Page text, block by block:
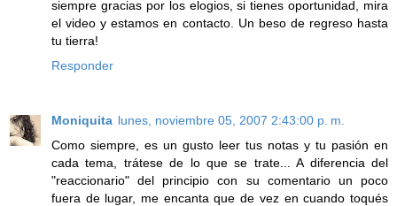
siempre gracias por los elogios, si tienes oportunidad, mira
el video y estamos en contacto. Un beso de regreso hasta
tu tierra!
Responder
Moniquita lunes, noviembre 05, 2007 2:43:00 p. m.
Como siempre, es un gusto leer tus notas y tu pasión en
cada tema, trátese de lo que se trate... A diferencia del
"reaccionario" del principio con su comentario un poco
fuera de lugar, me encanta que de vez en cuando toqués